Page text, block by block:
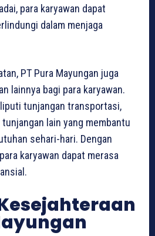
para karyawan dapat
dalam menjaga
PT Pura Mayungan juga
lainnya bagi para karyawan.
tunjangan transportasi,
lain yang membantu
sehari-hari. Dengan
karyawan dapat merasa